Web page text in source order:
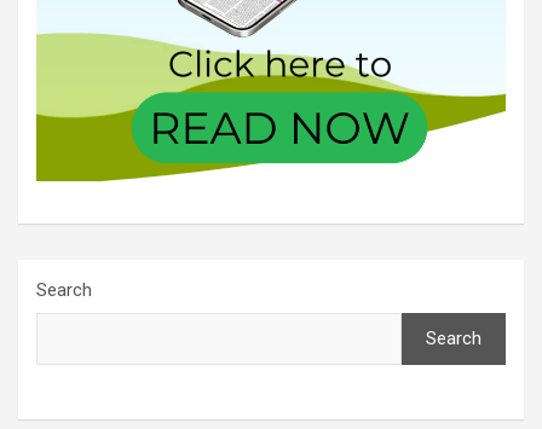
Search
Search